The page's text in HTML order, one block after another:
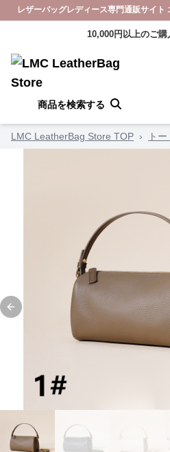
レザーバッグレディース専門通販サイト
10,000円以上のご購
商品を検索する
LMC LeatherBag Store TOP › ト
Previous slide